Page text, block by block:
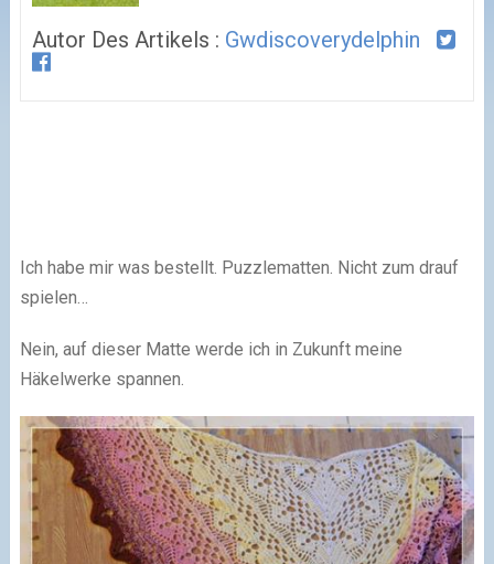
Autor Des Artikels : Gwdiscoverydelphin
Ich habe mir was bestellt. Puzzlematten. Nicht zum drauf
spielen…
Nein, auf dieser Matte werde ich in Zukunft meine
Häkelwerke spannen.